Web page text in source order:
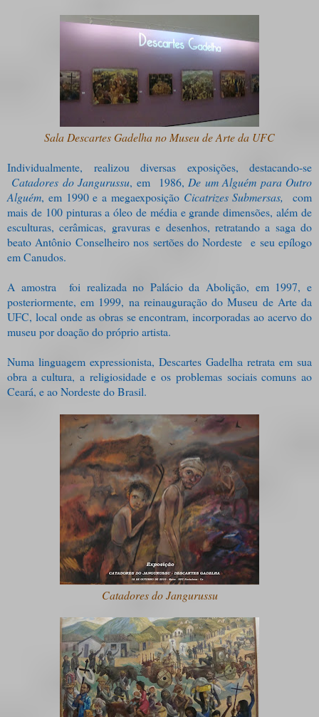
Sala Descartes Gadelha no Museu de Arte da UFC
Individualmente, realizou diversas exposições, destacando-se
Catadores do Jangurussu, em 1986, De um Alguém para Outro
Alguém, em 1990 e a megaexposição Cicatrizes Submersas,
com
mais de 100 pinturas a óleo de média e grande dimensões, além de
esculturas, cerâmicas, gravuras e desenhos, retratando a saga do
beato Antônio Conselheiro nos sertões do Nordeste e seu epílogo
em Canudos.
A amostra foi realizada no Palácio da Abolição, em 1997, e
posteriormente, em 1999, na reinauguração do Museu de Arte da
UFC, local onde as obras se encontram, incorporadas ao acervo do
museu por doação do próprio artista.
Numa linguagem expressionista, Descartes Gadelha retrata em sua
obra a cultura, a religiosidade e os problemas sociais comuns ao
Ceará, e ao Nordeste do Brasil.
Catadores do Jangurussu